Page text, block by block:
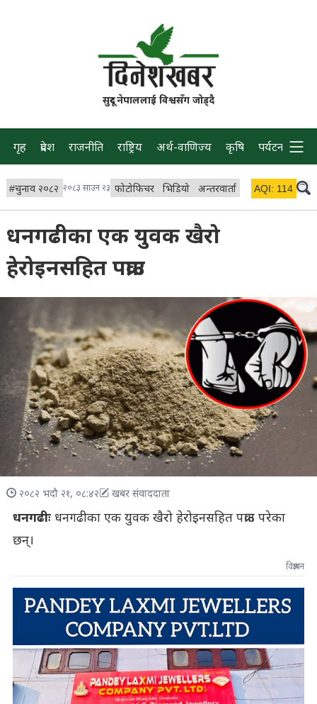
सुदूर नेपाललाई विश्वसँग जोड्दै
गृह प्रदेश राजनीति राष्ट्रिय अर्थ-वाणिज्य कृषि पर्यटन प्रवास
#चुनाव २०८२ २०८३ साउन २३ फोटोफिचर भिडियो अन्तरवार्ता विचार/ब्लग
AQI: 114
धनगढीका एक युवक खैरो
हेरोइनसहित पक्राउ
२०८२ भदौ २१, ०८:४२ खबर संवाददाता
धनगढीः धनगढीका एक युवक खैरो हेरोइनसहित पक्राउ परेका
छन्।
विज्ञापन